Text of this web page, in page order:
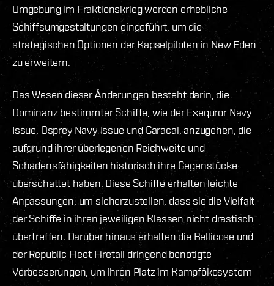
Umgebung im Fraktionskrieg werden erhebliche
Schiffsumgestaltungen eingeführt, um die
strategischen Optionen der Kapselpiloten in New Eden
zu erweitern.
Das Wesen dieser Änderungen besteht darin, die
Dominanz bestimmter Schiffe, wie der Exequror Navy
Issue, Osprey Navy Issue und Caracal, anzugehen, die
aufgrund ihrer überlegenen Reichweite und
Schadensfähigkeiten historisch ihre Gegenstücke
überschattet haben. Diese Schiffe erhalten leichte
Anpassungen, um sicherzustellen, dass sie die Vielfalt
der Schiffe in ihren jeweiligen Klassen nicht drastisch
übertreffen. Darüber hinaus erhalten die Bellicose und
der Republic Fleet Firetail dringend benötigte
Verbesserungen, um ihren Platz im Kampfökosystem